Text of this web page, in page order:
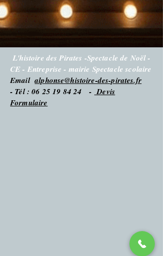
L'histoire des Pirates -Spectacle de Noël -
CE - Entreprise - mairie Spectacle scolaire
Emailalphonse@histoire-des-pirates.fr
- Tél : 06 25 19 84 24 - Devis
Formulaire